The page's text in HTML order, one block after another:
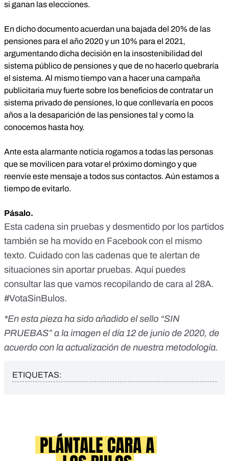
si ganan las elecciones.
En dicho documento acuerdan una bajada del 20% de las
pensiones para el año 2020 y un 10% para el 2021,
argumentando dicha decisión en la insostenibilidad del
sistema público de pensiones y que de no hacerlo quebraría
el sistema. Al mismo tiempo van a hacer una campaña
publicitaria muy fuerte sobre los beneficios de contratar un
sistema privado de pensiones, lo que conllevaría en pocos
años a la desaparición de las pensiones tal y como la
conocemos hasta hoy.
Ante esta alarmante noticia rogamos a todas las personas
que se movilicen para votar el próximo domingo y que
reenvíe este mensaje a todos sus contactos. Aún estamos a
tiempo de evitarlo.
Pásalo.
Esta cadena sin pruebas y desmentido por los partidos
también se ha movido en Facebook con el mismo
texto. Cuidado con las cadenas que te alertan de
situaciones sin aportar pruebas. Aquí puedes
consultar las que vamos recopilando de cara al 28A.
#VotaSinBulos.
*En esta pieza ha sido añadido el sello “SIN
PRUEBAS” a la imagen el día 12 de junio de 2020, de
acuerdo con la actualización de nuestra metodología.
ETIQUETAS: